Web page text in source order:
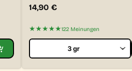
14,90 €
★★★★★122 Meinungen